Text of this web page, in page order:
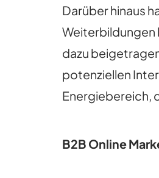
Darüber hinaus
Weiterbildungen
dazu
potenziellen
Energiebereich,
B2B Online